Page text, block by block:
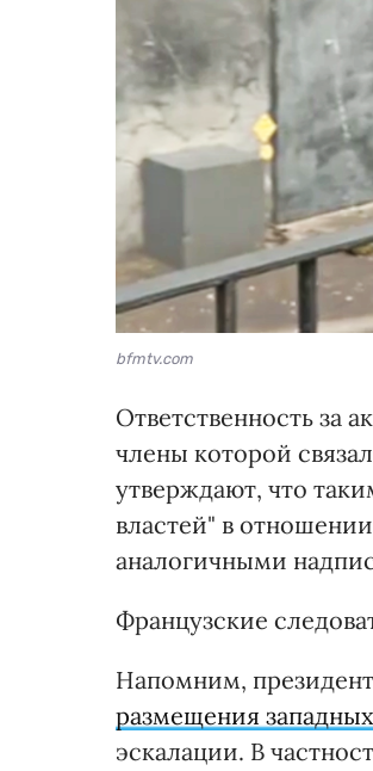
bfmtv.com
Ответственность за
члены которой
утверждают, что
властей" в
аналогичными
Французские
Напомним,
размещения
эскалации. В